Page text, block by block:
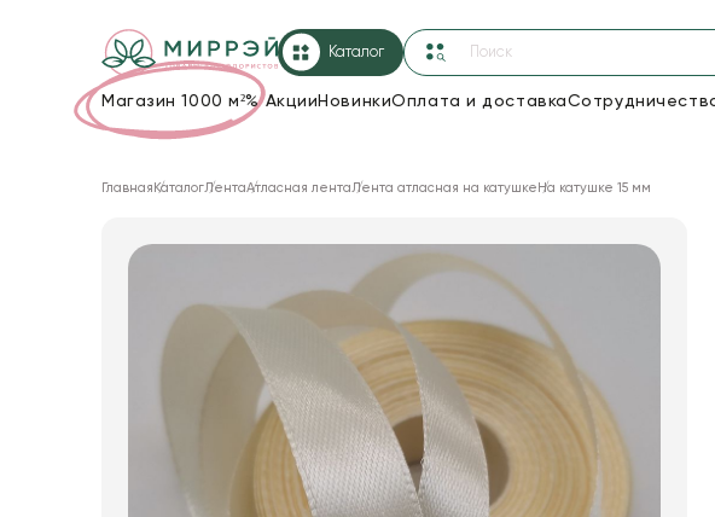
Каталог
Магазин 1000 м²%Акции НовинкиОплата и доставка
Корзины и плетеные изделия
Коробки для цветов
Пакеты для цветов и подарков
Главная КаталогЛентаАтласная лентаЛента атласная на катушке На катушке 15 мм